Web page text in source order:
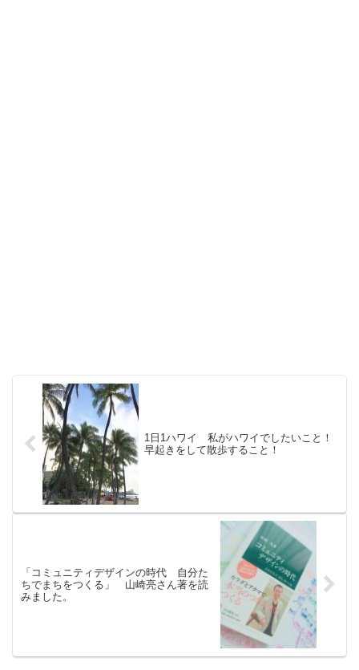
1日1ハワイ 私がハワイでしたいこと！
早起きをして散歩すること！
「コミュニティデザインの時代 自分た
ちでまちをつくる」 山崎亮さん著を読
みました。